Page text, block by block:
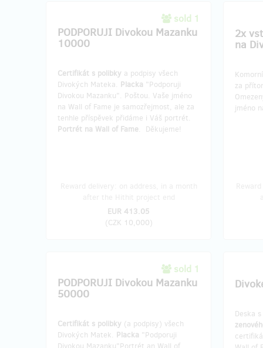
sold 1
PODPORUJI Divokou Mazanku
10000
Certifikát s polibky a podpisy všech
Divokých Mateka. Placka "Podporuji
Divokou Mazanku". Poštou. Vaše jméno
na Wall of Fame je samozřejmost, ale za
tenhle příspěvek přidáme i Váš portrét.
Portrét na Wall of Fame. Děkujeme!
EUR 413.05
(CZK 10,000)
2x
na
Komorní
za
jméno
sold 1
PODPORUJI Divokou Mazanku
50000
Certifikát s polibky (a podpisy) všech
Divokých Matek. Placka "Podporuji
Divokou Mazanku"Portrét an Wall of
Deska